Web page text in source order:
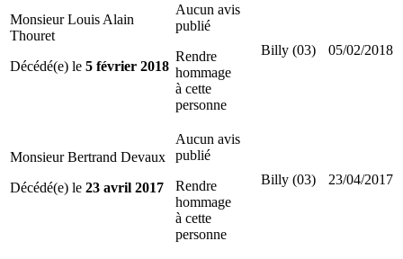
Monsieur Louis Alain
Thouret
Décédé(e) le 5 février 2018
Aucun avis
publié
Rendre
hommage
à cette
personne
Billy (03) 05/02/2018
Monsieur Bertrand Devaux
Décédé(e) le 23 avril 2017
Aucun avis
publié
Rendre
hommage
à cette
personne
Billy (03) 23/04/2017